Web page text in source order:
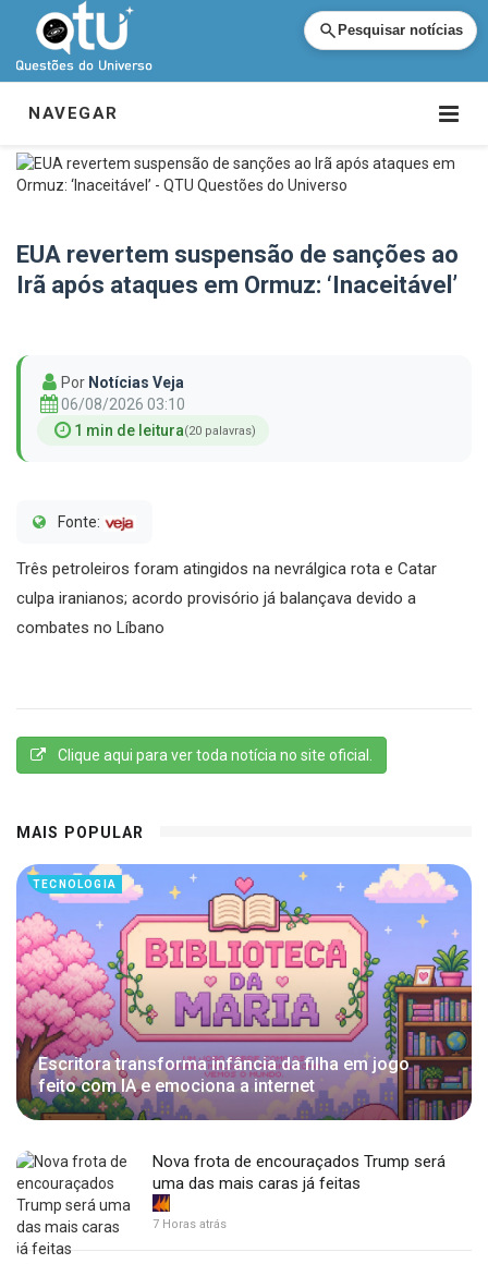
Pesquisar notícias
NAVEGAR
EUA revertem suspensão de sanções ao
Irã após ataques em Ormuz: ‘Inaceitável’
Por Notícias Veja
06/08/2026 03:10
1 min de leitura(20 palavras)
Fonte:
Três petroleiros foram atingidos na nevrálgica rota e Catar
culpa iranianos; acordo provisório já balançava devido a
combates no Líbano
Clique aqui para ver toda notícia no site oficial.
MAIS POPULAR
TECNOLOGIA
Escritora transforma infância da filha em jogo
feito com IA e emociona a internet
Nova frota de encouraçados Trump será
uma das mais caras já feitas
7 Horas atrás